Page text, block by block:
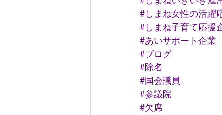
#しまね女性の活躍
#しまね子育て応援
#あいサポート企業
#ブログ
#除名
#国会議員
#参議院
#欠席